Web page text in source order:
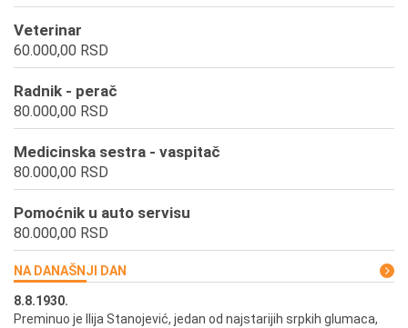
Veterinar
60.000,00 RSD
Radnik - perač
80.000,00 RSD
Medicinska sestra - vaspitač
80.000,00 RSD
Pomoćnik u auto servisu
80.000,00 RSD
NA DANAŠNJI DAN
8.8.1930.
Preminuo je Ilija Stanojević, jedan od najstarijih srpkih glumaca,